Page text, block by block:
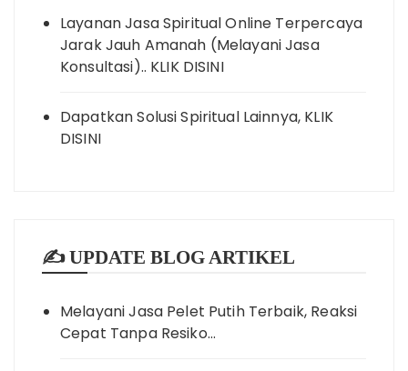
Layanan Jasa Spiritual Online Terpercaya
Jarak Jauh Amanah (Melayani Jasa
Konsultasi).. KLIK DISINI
Dapatkan Solusi Spiritual Lainnya, KLIK
DISINI
✍️ UPDATE BLOG ARTIKEL
Melayani Jasa Pelet Putih Terbaik, Reaksi
Cepat Tanpa Resiko…